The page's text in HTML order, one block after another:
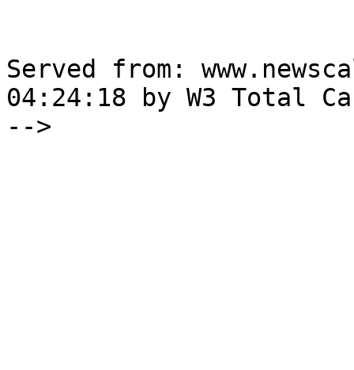
Served from:
04:24:18 by W3 Total
-->